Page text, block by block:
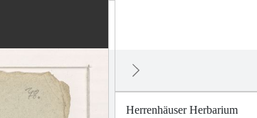
Herrenhäuser Herbarium